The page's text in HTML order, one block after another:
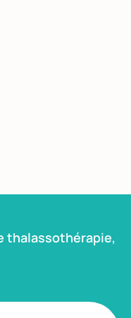
thalassothérapie,